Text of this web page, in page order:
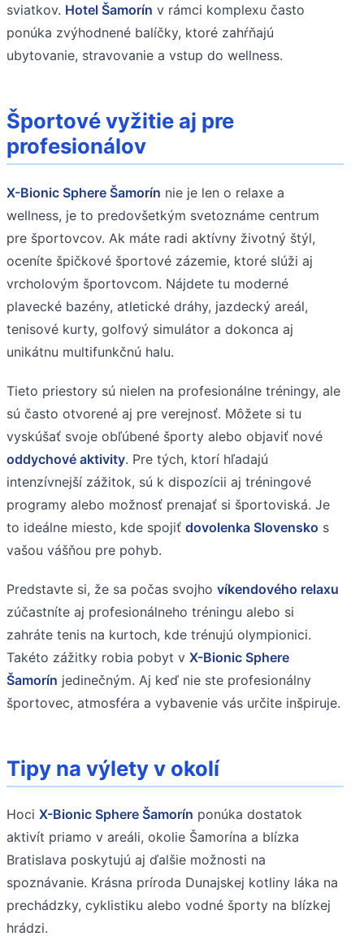
sviatkov. Hotel Šamorín v rámci komplexu často
ponúka zvýhodnené balíčky, ktoré zahŕňajú
ubytovanie, stravovanie a vstup do wellness.
Športové vyžitie aj pre
profesionálov
X-Bionic Sphere Šamorín nie je len o relaxe a
wellness, je to predovšetkým svetoznáme centrum
pre športovcov. Ak máte radi aktívny životný štýl,
oceníte špičkové športové zázemie, ktoré slúži aj
vrcholovým športovcom. Nájdete tu moderné
plavecké bazény, atletické dráhy, jazdecký areál,
tenisové kurty, golfový simulátor a dokonca aj
unikátnu multifunkčnú halu.
Tieto priestory sú nielen na profesionálne tréningy, ale
sú často otvorené aj pre verejnosť. Môžete si tu
vyskúšať svoje obľúbené športy alebo objaviť nové
oddychové aktivity. Pre tých, ktorí hľadajú
intenzívnejší zážitok, sú k dispozícii aj tréningové
programy alebo možnosť prenajať si športoviská. Je
to ideálne miesto, kde spojiť dovolenka Slovensko s
vašou vášňou pre pohyb.
Predstavte si, že sa počas svojho víkendového relaxu
zúčastníte aj profesionálneho tréningu alebo si
zahráte tenis na kurtoch, kde trénujú olympionici.
Takéto zážitky robia pobyt v X-Bionic Sphere
Šamorín jedinečným. Aj keď nie ste profesionálny
športovec, atmosféra a vybavenie vás určite inšpiruje.
Tipy na výlety v okolí
Hoci X-Bionic Sphere Šamorín ponúka dostatok
aktivít priamo v areáli, okolie Šamorína a blízka
Bratislava poskytujú aj ďalšie možnosti na
spoznávanie. Krásna príroda Dunajskej kotliny láka na
prechádzky, cyklistiku alebo vodné športy na blízkej
hrádzi.